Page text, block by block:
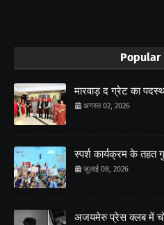
Popular
मारवाड़ द ग्रेट का
अगस्त 02, 2026
स्पर्श कार्यक्रम के तहत
जुलाई 08, 2026
अजयमेरु प्रेस क्लब में